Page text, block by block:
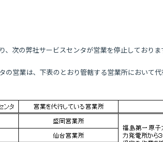
次の弊社サービスセンタが営業を停止しておりま
営業は、下表のとおり管轄する営業所において代